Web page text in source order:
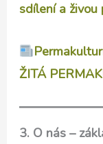
sdílení a živou
ŽITÁ
3. O nás –